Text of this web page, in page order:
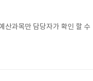
산과목만 담당자가 확인 할 수